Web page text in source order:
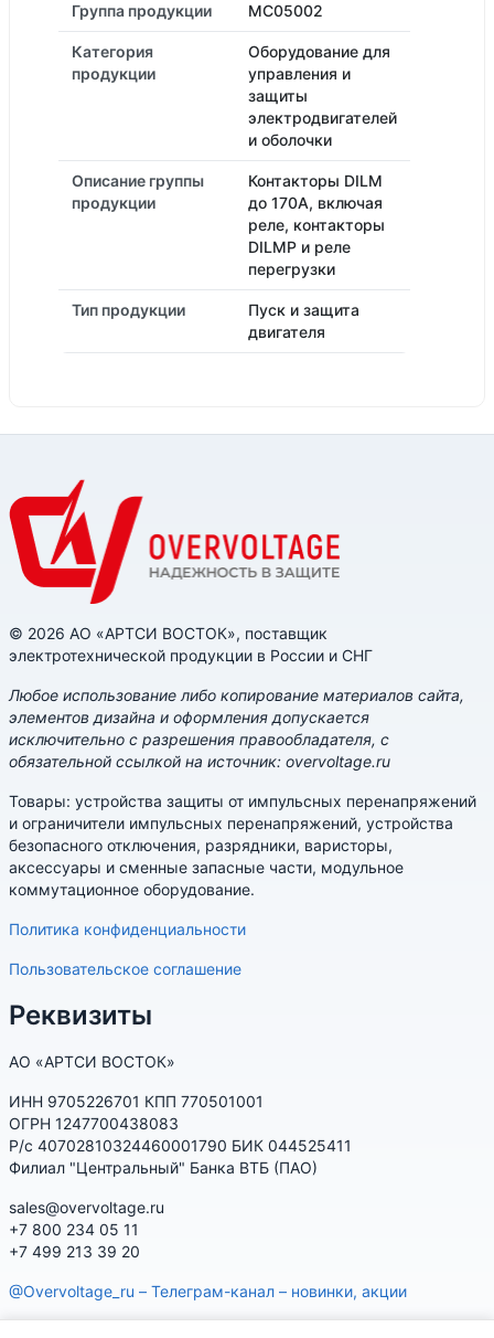
Группа продукции MC05002
Категория
продукции
Оборудование для
управления и
защиты
электродвигателей
и оболочки
Описание группы
продукции
Контакторы DILM
до 170A, включая
реле, контакторы
DILMP и реле
перегрузки
Тип продукции
Пуск и защита
двигателя
© 2026 АО «АРТСИ ВОСТОК», поставщик
электротехнической продукции в России и СНГ
Любое использование либо копирование материалов сайта,
элементов дизайна и оформления допускается
исключительно с разрешения правообладателя, с
обязательной ссылкой на источник: overvoltage.ru
Товары: устройства защиты от импульсных перенапряжений
и ограничители импульсных перенапряжений, устройства
безопасного отключения, разрядники, варисторы,
аксессуары и сменные запасные части, модульное
коммутационное оборудование.
Политика конфиденциальности
Пользовательское соглашение
Реквизиты
АО «АРТСИ ВОСТОК»
ИНН 9705226701 КПП 770501001
ОГРН 1247700438083
Р/с 40702810324460001790 БИК 044525411
Филиал "Центральный" Банка ВТБ (ПАО)
sales@overvoltage.ru
+7 800 234 05 11
+7 499 213 39 20
@Overvoltage_ru – Телеграм-канал – новинки, акции